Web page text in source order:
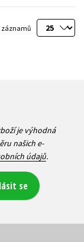
záznamů
je výhodná
našich e-
údajů.
se